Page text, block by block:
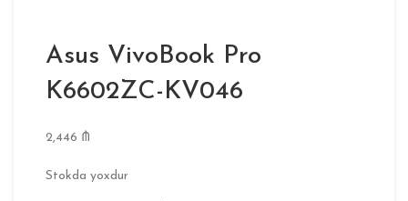
Asus VivoBook Pro
K6602ZC-KV046
2,446 ₼
Stokda yoxdur